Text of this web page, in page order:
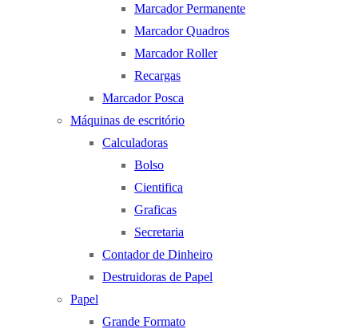
Marcador Permanente
Marcador Quadros
Marcador Roller
Recargas
Marcador Posca
Máquinas de escritório
Calculadoras
Bolso
Cientifica
Graficas
Secretaria
Contador de Dinheiro
Destruidoras de Papel
Papel
Grande Formato